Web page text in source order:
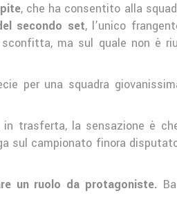
, che ha consentito alla
secondo set, l’unico
ma sul quale non è
per una squadra
trasferta, la sensazione è
sul campionato finora
un ruolo da protagoniste.